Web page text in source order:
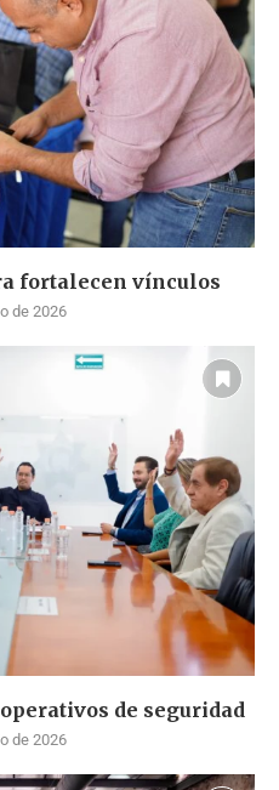
fortalecen vínculos
de 2026
de seguridad
de 2026